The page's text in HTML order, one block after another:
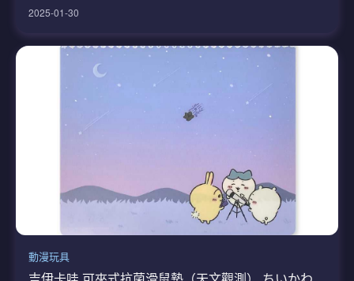
2025-01-30
動漫玩具